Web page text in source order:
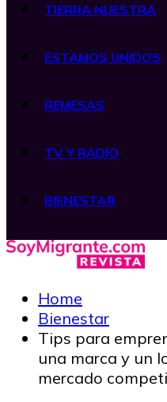
TIERRA NUESTRA
ESTAMOS UNIDOS
REMESAS
TV Y RADIO
BIENESTAR
Home
Bienestar
Tips para
una marca y un
mercado